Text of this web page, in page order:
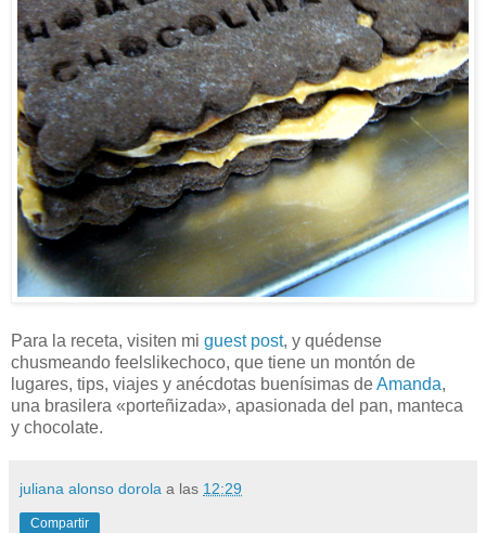
Para la receta, visiten mi guest post, y quédense
chusmeando feelslikechoco, que tiene un montón de
lugares, tips, viajes y anécdotas buenísimas deAmanda,
una brasilera «porteñizada», apasionada del pan, manteca
y chocolate.
juliana alonso dorola a las 12:29
Compartir